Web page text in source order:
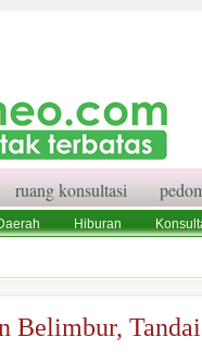
ruang konsultasi
Hiburan
Belimbur,